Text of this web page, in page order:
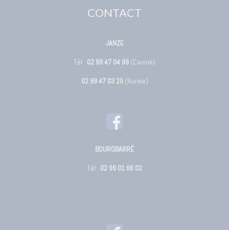
CONTACT
JANZE
Tél : 02 99 47 04 99 (Canine)
02 99 47 03 20(Rurale)
BOURGBARRÉ
Tél : 02 99 01 66 02